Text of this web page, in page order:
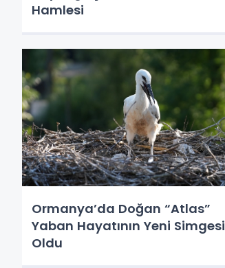
Hamlesi
Ormanya’da Doğan “Atlas”
Yaban Hayatının Yeni Simgesi
Oldu